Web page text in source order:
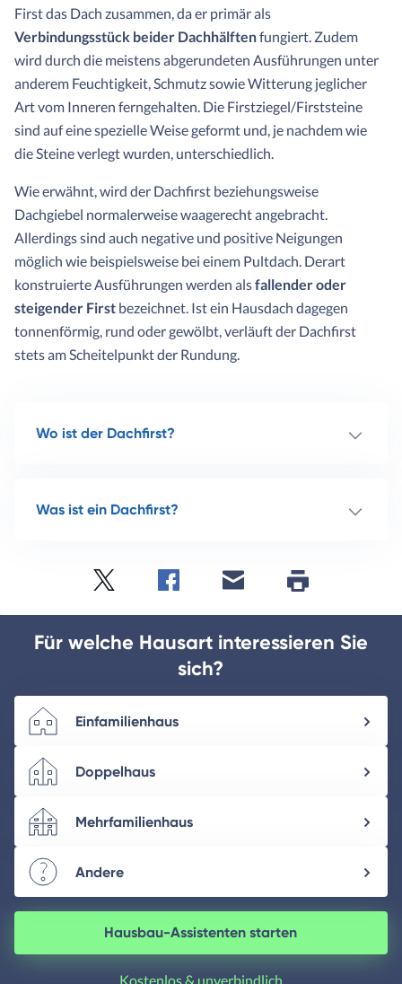
First das Dach zusammen, da er primär als
Verbindungsstück beider Dachhälftenfungiert. Zudem
wird durch die meistens abgerundeten Ausführungen unter
anderem Feuchtigkeit, Schmutz sowie Witterung jeglicher
Art vom Inneren ferngehalten. Die Firstziegel/Firststeine
sind auf eine spezielle Weise geformt und, je nachdem wie
die Steine verlegt wurden, unterschiedlich.
Wie erwähnt, wird der Dachfirst beziehungsweise
Dachgiebel normalerweise waagerecht angebracht.
Allerdings sind auch negative und positive Neigungen
möglich wie beispielsweise bei einem Pultdach. Derart
konstruierte Ausführungen werden alsfallender oder
steigender First bezeichnet. Ist ein Hausdach dagegen
tonnenförmig, rund oder gewölbt, verläuft der Dachfirst
stets am Scheitelpunkt der Rundung.
Wo ist der Dachfirst?
Was ist ein Dachfirst?
mail
drucken
Für welche Hausart interessieren Sie
sich?
Einfamilienhaus
Doppelhaus
Mehrfamilienhaus
Andere
Hausbau-Assistenten starten
Kostenlos & unverbindlich